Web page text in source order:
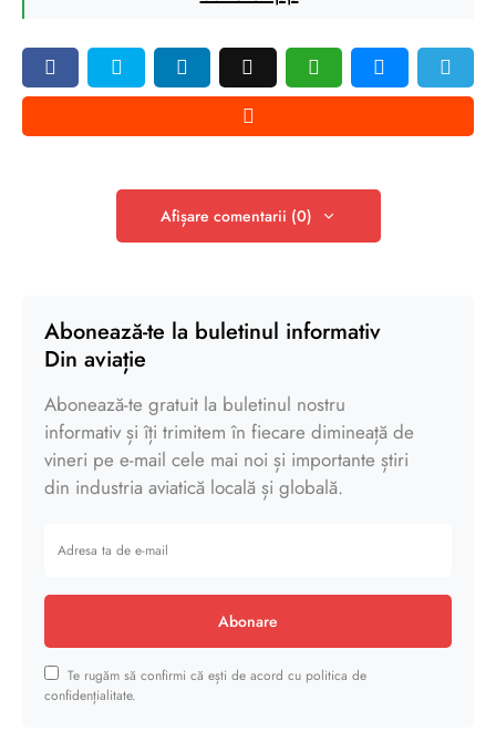
Afișare comentarii (0)
Abonează-te la buletinul informativ
Din aviație
Abonează-te gratuit la buletinul nostru
informativ și îți trimitem în fiecare dimineață de
vineri pe e-mail cele mai noi și importante știri
din industria aviatică locală și globală.
Abonare
Te rugăm să confirmi că ești de acord cu politica de
confidențialitate.